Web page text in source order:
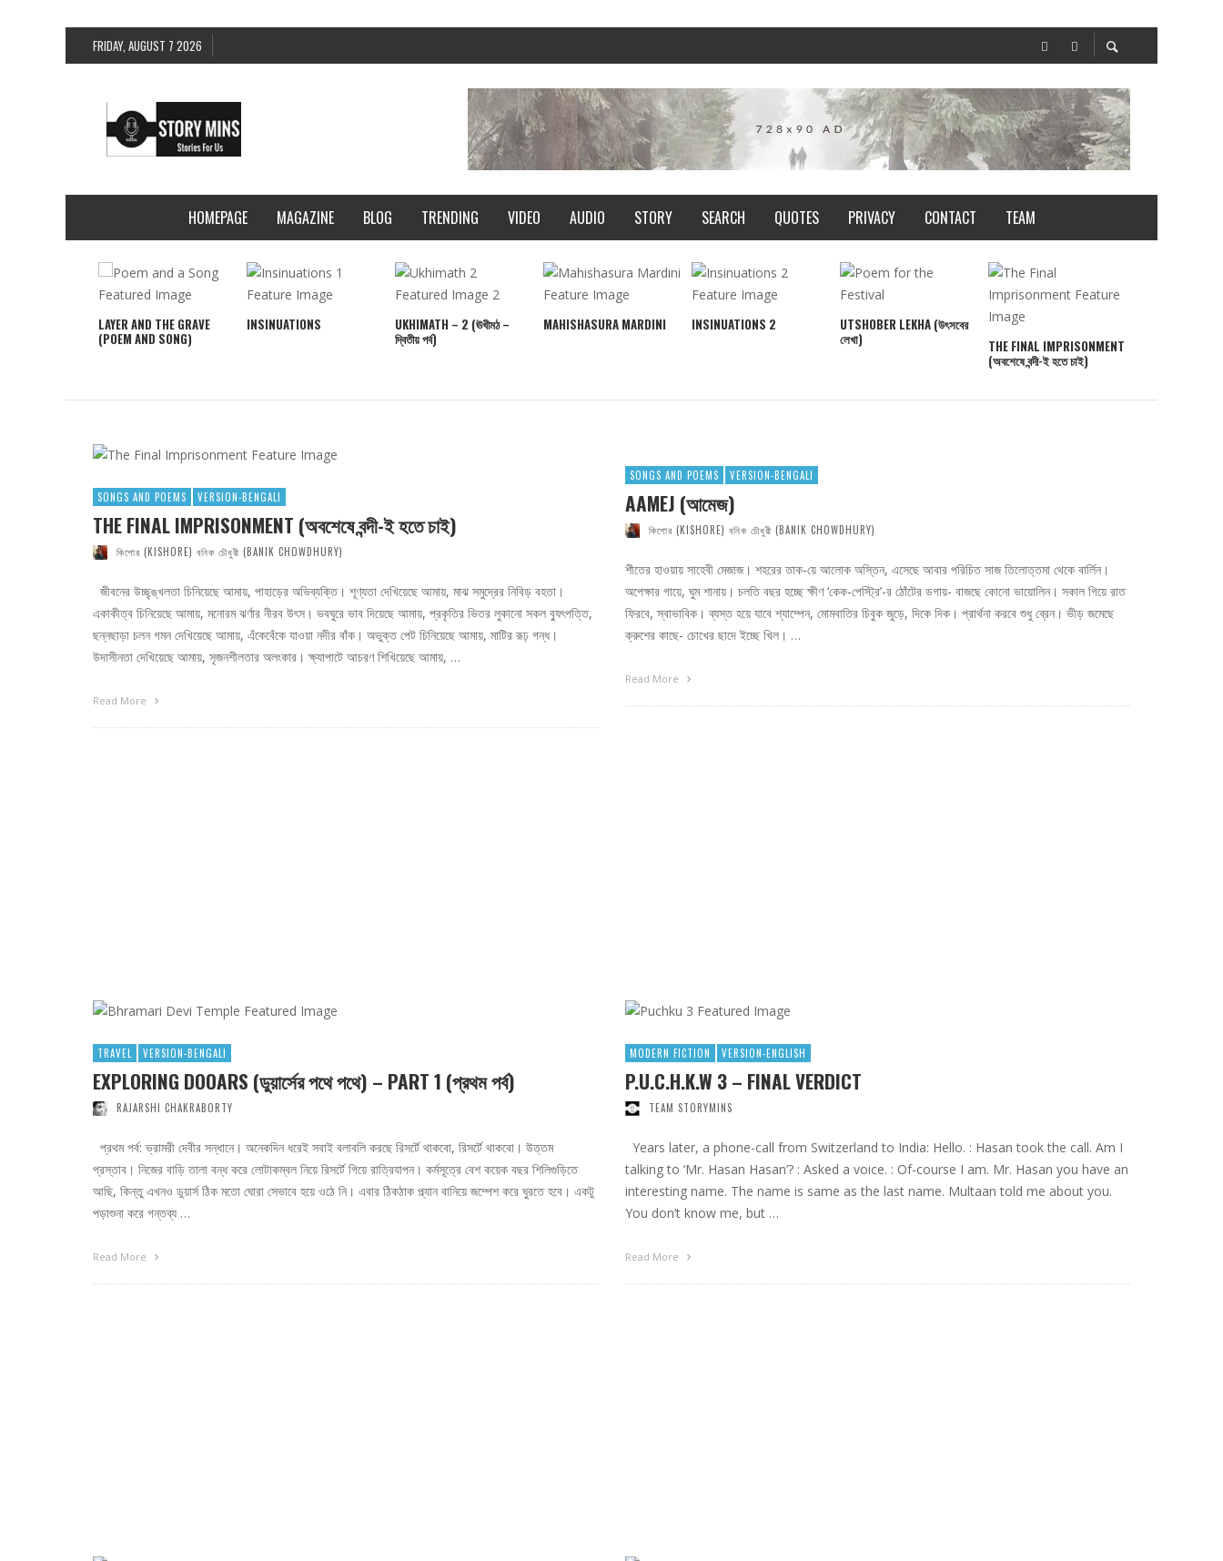
FRIDAY, AUGUST 7 2026
HOMEPAGE MAGAZINE BLOG TRENDING VIDEO AUDIO STORY SEARCH QUOTES PRIVACY CONTACT TEAM
LAYER AND THE GRAVE
(POEM AND SONG)
INSINUATIONS
UKHIMATH – 2 (ঊখীমঠ –
দ্বিতীয় পর্ব)
MAHISHASURA MARDINI INSINUATIONS 2
UTSHOBER LEKHA (উৎসবের
লেখা)
THE FINAL IMPRISONMENT
(অবশেষে বন্দী-ই হতে চাই)
SONGS AND POEMS VERSION-BENGALI
THE FINAL IMPRISONMENT (অবশেষে বন্দী-ই হতে চাই)
কিশোর (KISHORE) বনিক চৌধুরী (BANIK CHOWDHURY)
জীবনের উচ্ছৃঙ্খলতা চিনিয়েছে আমায়, পাহাড়ের অভিব্যক্তি। শূণ্যতা দেখিয়েছে আমায়, মাঝ সমুদ্রের নিবিড় বহতা।
একাকীত্ব চিনিয়েছে আমায়, মনোরম ঝর্ণার নীরব উৎস। ভবঘুরে ভাব দিয়েছে আমায়, প্রকৃতির ভিতর লুকানো সকল ব্যুৎপত্তি,
ছন্নছাড়া চলন গমন দেখিয়েছে আমায়, এঁকেবেঁকে যাওয়া নদীর বাঁক। অভুক্ত পেট চিনিয়েছে আমায়, মাটির রূঢ় গন্ধ।
উদাসীনতা দেখিয়েছে আমায়, সৃজনশীলতার অলংকার। ক্ষ্যাপাটে আচরণ শিখিয়েছে আমায়, …
Read More
SONGS AND POEMS VERSION-BENGALI
AAMEJ (আমেজ)
কিশোর (KISHORE) বনিক চৌধুরী (BANIK CHOWDHURY)
শীতের হাওয়ায় সাহেবী মেজাজ। শহরের তাক-য়ে আলোক অস্তিন, এসেছে আবার পরিচিত সাজ তিলোত্তমা থেকে বার্লিন।
অপেক্ষার গায়ে, ঘুম শানায়। চলতি বছর হচ্ছে ক্ষীণ ‘কেক-পেস্ট্রি’-র ঠোঁটের ডগায়- বাজছে কোনো ভায়োলিন। সকাল গিয়ে রাত
ফিরবে, স্বাভাবিক। ব্যস্ত হয়ে যাবে শ্যাম্পেন, মোমবাতির চিবুক জুড়ে, দিকে দিক। প্রার্থনা করবে শুধু ব্রেন। ভীড় জমেছে
ক্রুশের কাছে- চোখের ছাদে ইচ্ছে খিল। …
Read More
TRAVEL VERSION-BENGALI
EXPLORING DOOARS (ডুয়ার্সের পথে পথে) – PART 1 (প্রথম পর্ব)
RAJARSHI CHAKRABORTY
প্রথম পর্ব: ভ্রামরী দেবীর সন্ধানে। অনেকদিন ধরেই সবাই বলাবলি করছে রিসর্টে থাকবো, রিসর্টে থাকবো। উত্তম
প্রস্তাব। নিজের বাড়ি তালা বন্ধ করে লোটাকম্বল নিয়ে রিসর্টে গিয়ে রাত্রিযাপন। কর্মসূত্রে বেশ কয়েক বছর শিলিগুড়িতে
আছি, কিন্তু এখনও ডুয়ার্স ঠিক মতো ঘোরা সেভাবে হয়ে ওঠে নি। এবার ঠিকঠাক প্ল্যান বানিয়ে জম্পেশ করে ঘুরতে হবে। একটু
পড়াশুনা করে গন্তব্য …
Read More
MODERN FICTION VERSION-ENGLISH
P.U.C.H.K.W 3 – FINAL VERDICT
TEAM STORYMINS
Years later, a phone-call from Switzerland to India: Hello. : Hasan took the call. Am I
talking to ‘Mr. Hasan Hasan’? : Asked a voice. : Of-course I am. Mr. Hasan you have an
interesting name. The name is same as the last name. Multaan told me about you.
You don’t know me, but …
Read More